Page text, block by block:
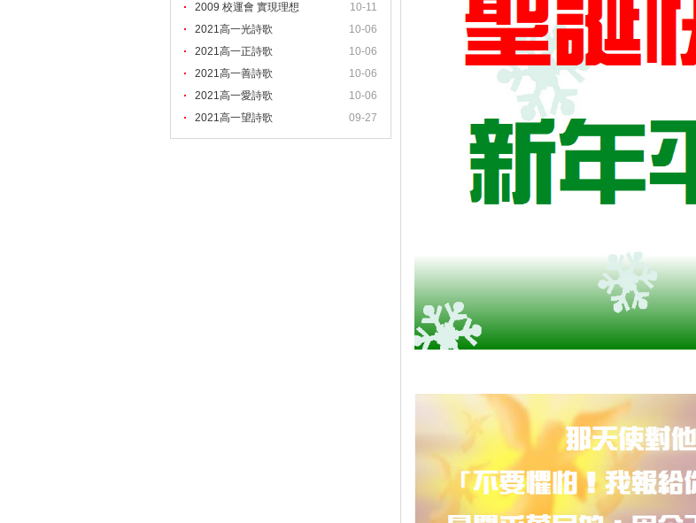
10-11
2009 校運會 實現理想
10-06
2021高一光詩歌
10-06
2021高一正詩歌
10-06
2021高一善詩歌
10-06
2021高一愛詩歌
09-27
2021高一望詩歌